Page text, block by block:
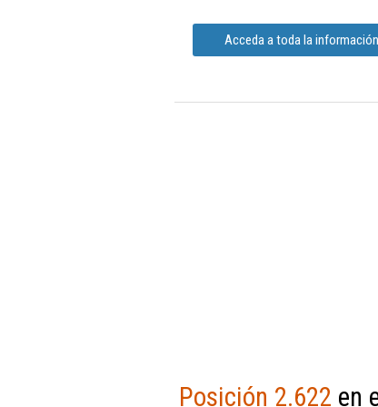
Acceda a toda la
Posición 2.622 en